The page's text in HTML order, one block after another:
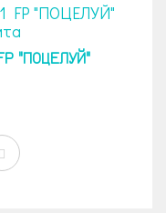
"ПОЦЕЛУЙ"